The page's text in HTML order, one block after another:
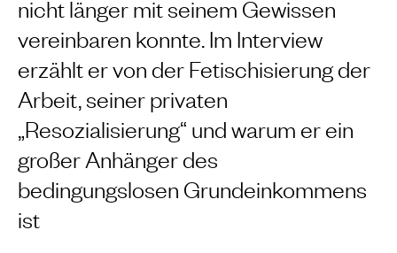
nicht länger mit seinem Gewissen
vereinbaren konnte. Im Interview
erzählt er von der Fetischisierung der
Arbeit, seiner privaten
„Resozialisierung“ und warum er ein
großer Anhänger des
bedingungslosen Grundeinkommens
ist